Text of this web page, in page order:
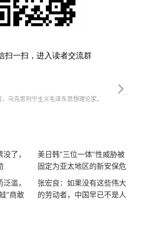
扫一扫，进入读者交流群
马克思列宁主义毛泽东思想理论家。
了，
美日韩“三位一体”性威胁被
固定为亚太地区的新安保危
机
滥，
”商敢
张宏良：如果没有这些伟大
的劳动者，中国早已不是人